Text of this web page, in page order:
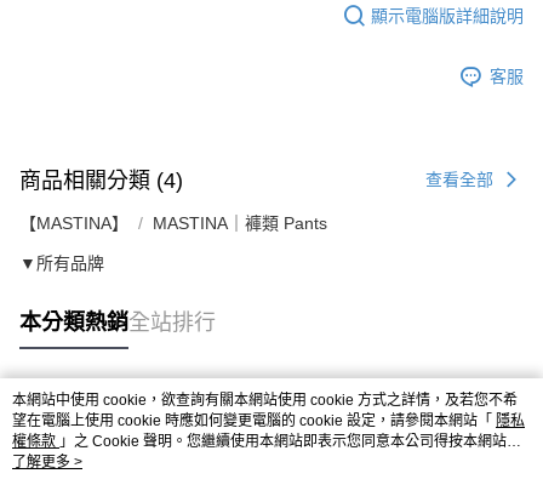
顯示電腦版詳細說明
客服
商品相關分類 (4) 查看全部
【MASTINA】 MASTINA｜褲類 Pants
▼所有品牌
本分類熱銷全站排行
熱門標籤
本網站中使用 cookie，欲查詢有關本網站使用 cookie 方式之詳情，及若您不希
望在電腦上使用 cookie 時應如何變更電腦的 cookie 設定，請參閱本網站「 隱私
權條款 」之 Cookie 聲明。您繼續使用本網站即表示您同意本公司得按本網站使
用條款之 Cookie 聲明使用 cookie。
了解更多 >